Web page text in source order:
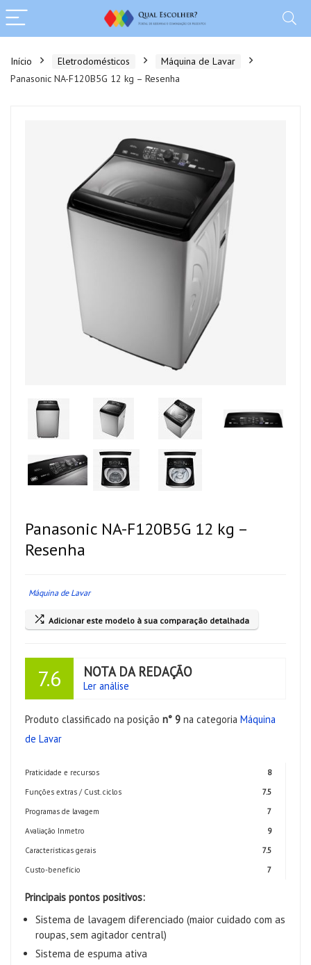
Início Eletrodomésticos
Máquina de Lavar
Panasonic NA-F120B5G 12 kg – Resenha
Panasonic NA-F120B5G 12 kg –
Resenha
Máquina de Lavar
Adicionar este modelo à sua comparação detalhada
7.6 NOTA DA REDAÇÃO
Ler análise
Produto classificado na posição n° 9 na categoria Máquina
de Lavar
Praticidade e recursos
8
Funções extras / Cust. ciclos
7.5
Programas de lavagem
7
Avaliação Inmetro
9
Características gerais
7.5
Custo-benefício
7
Principais pontos positivos:
Sistema de lavagem diferenciado (maior cuidado com as
roupas, sem agitador central)
Sistema de espuma ativa